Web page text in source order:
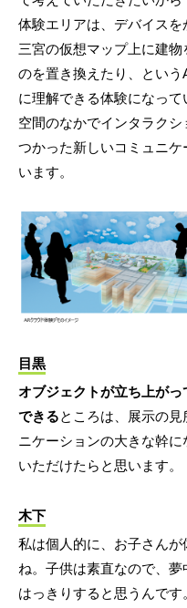
体験エリアは、デバイス
三宮の仮想マップ上に建
のを置き換えたり、とい
に理解できる体験になっ
空間のなかでインタラク
つかった新しいコミュニ
います。
目黒
オブジェクトが立ち上が
できるところは、展示の
ニケーションの大きな幹
いただけたらと思います。
木下
私は個人的に、お子さん
ね。子供は素直なので、夢
はっきりすると思うんで